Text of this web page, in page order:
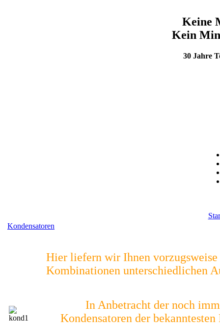
Keine
Kein
30 Jahre
Kondensatoren
Hier liefern wir Ihnen
Kombinationen unterschiedlichen
In Anbetracht der noch
Kondensatoren der